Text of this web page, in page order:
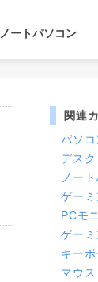
ノートパソコン
関連
パソコ
デス
ノー
ゲー
PCモ
ゲーミ
キーボ
マウス